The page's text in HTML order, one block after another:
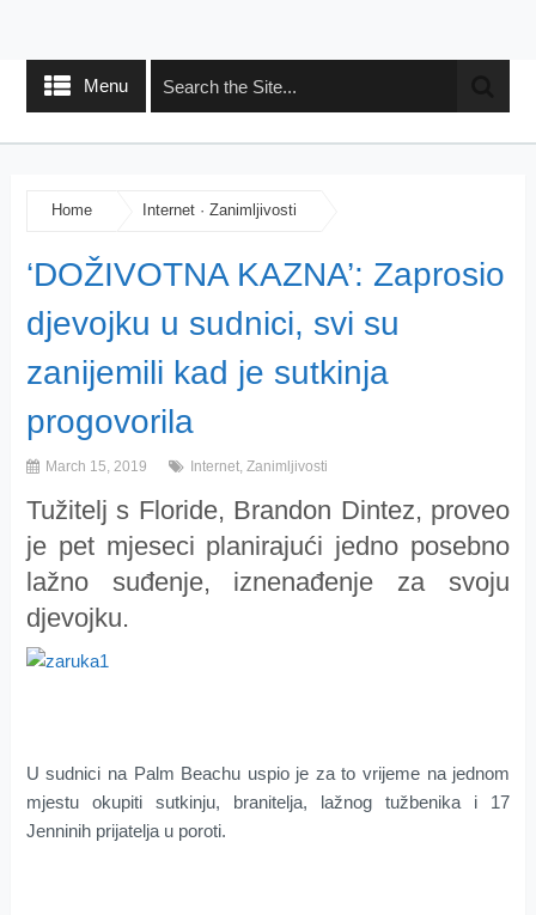
Menu
Home Internet· Zanimljivosti
‘DOŽIVOTNA KAZNA’: Zaprosio
djevojku u sudnici, svi su
zanijemili kad je sutkinja
progovorila
March 15, 2019 Internet, Zanimljivosti
Tužitelj s Floride, Brandon Dintez, proveo
je pet mjeseci planirajući jedno posebno
lažno suđenje, iznenađenje za svoju
djevojku.
U sudnici na Palm Beachu uspio je za to vrijeme na jednom
mjestu okupiti sutkinju, branitelja, lažnog tužbenika i 17
Jenninih prijatelja u poroti.